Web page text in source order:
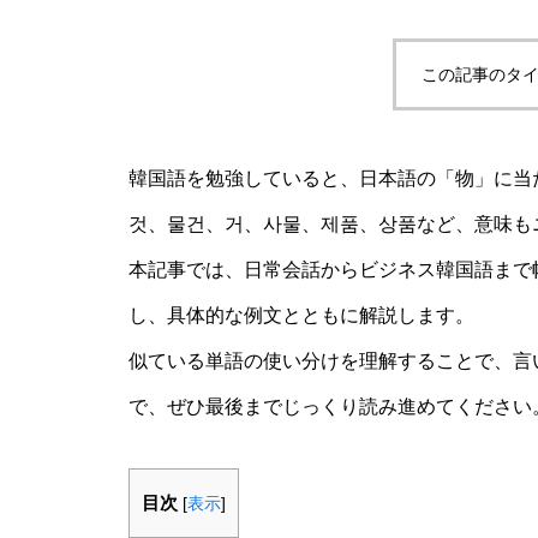
この記事のタ
韓国語を勉強していると、日本語の「物」に
것、물건、거、사물、제품、상품など、意味
本記事では、日常会話からビジネス韓国語ま
し、具体的な例文とともに解説します。
似ている単語の使い分けを理解することで、
で、ぜひ最後までじっくり読み進めてください
目次 [表示]